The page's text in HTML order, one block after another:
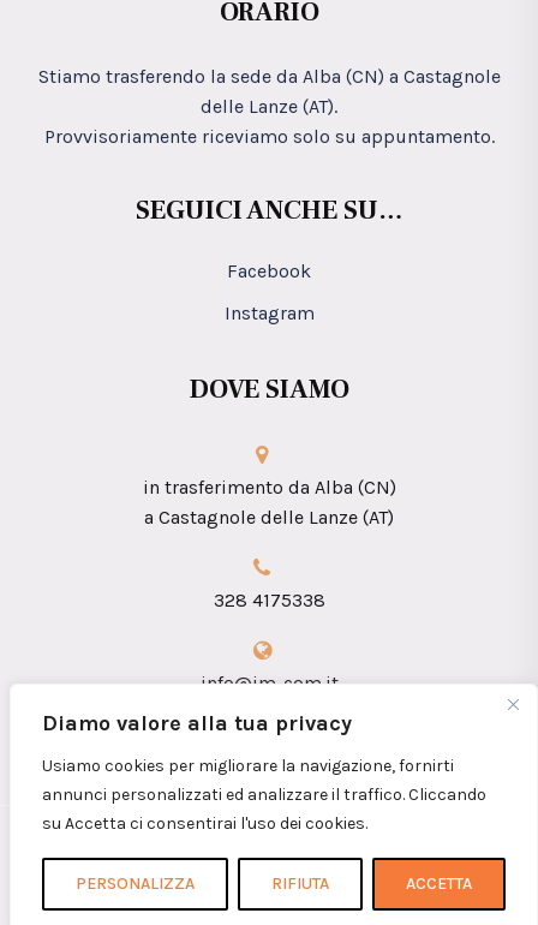
Diamo valore alla tua privacy
Usiamo cookies per migliorare la navigazione, fornirti
annunci personalizzati ed analizzare il traffico. Cliccando
su Accetta ci consentirai l'uso dei cookies.
PERSONALIZZA RIFIUTA ACCETTA
ORARIO
Stiamo trasferendo la sede da Alba (CN) a Castagnole
delle Lanze (AT).
Provvisoriamente riceviamo solo su appuntamento.
SEGUICI ANCHE SU…
Facebook
Instagram
DOVE SIAMO
in trasferimento da Alba (CN)
a Castagnole delle Lanze (AT)
328 4175338
info@im-com.it
Home Chi siamo